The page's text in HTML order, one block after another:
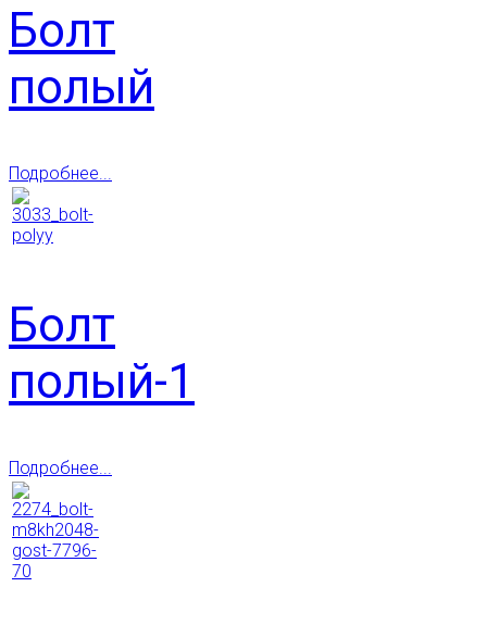
Болт
полый
Подробнее...
Болт
полый-1
Подробнее...